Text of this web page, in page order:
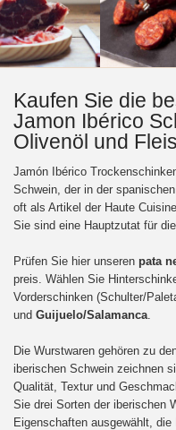
Kaufen Sie die
Jamon Ibérico
Olivenöl und
Jamón Ibérico
Schwein, der in der
oft als Artikel der Haute
Sie sind eine Hauptzutat für
Prüfen Sie hier unseren pata
preis. Wählen Sie
Vorderschinken (Schulter/
und Guijuelo/Salamanca.
Die Wurstwaren gehören zu
iberischen Schwein zeichnen
Qualität, Textur und
Sie drei Sorten der iberischen
Eigenschaften ausgewählt,